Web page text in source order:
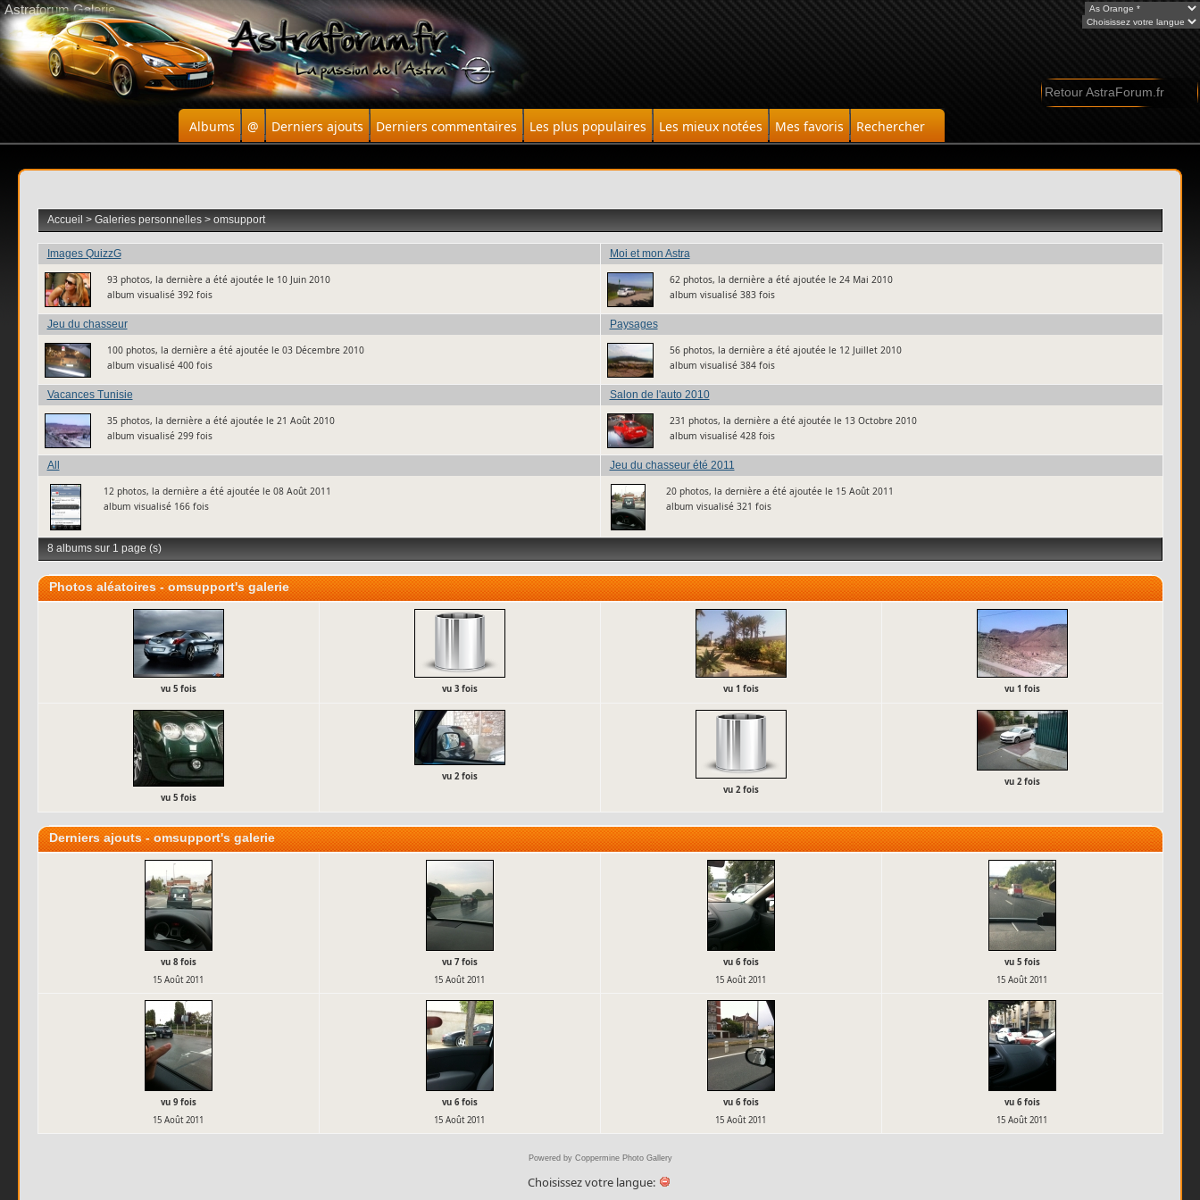
Astraforum Galerie
Retour AstraForum.fr
Albums @ Derniers ajouts Derniers commentaires Les plus populaires Les mieux notées Mes favoris Rechercher
Accueil > Galeries personnelles> omsupport
Images QuizzG
93 photos, la dernière a été ajoutée le 10 Juin 2010
album visualisé 392 fois
Moi et mon Astra
62 photos, la dernière a été ajoutée le 24 Mai 2010
album visualisé 383 fois
Jeu du chasseur
100 photos, la dernière a été ajoutée le 03 Décembre 2010
album visualisé 400 fois
Paysages
56 photos, la dernière a été ajoutée le 12 Juillet 2010
album visualisé 384 fois
Vacances Tunisie
35 photos, la dernière a été ajoutée le 21 Août 2010
album visualisé 299 fois
Salon de l'auto 2010
231 photos, la dernière a été ajoutée le 13 Octobre 2010
album visualisé 428 fois
All
12 photos, la dernière a été ajoutée le 08 Août 2011
album visualisé 166 fois
Jeu du chasseur été 2011
20 photos, la dernière a été ajoutée le 15 Août 2011
album visualisé 321 fois
8 albums sur 1 page (s)
Photos aléatoires - omsupport's galerie
vu 5 fois vu 3 fois vu 1 fois vu 1 fois
vu 5 fois
vu 2 fois
vu 2 fois
vu 2 fois
Derniers ajouts - omsupport's galerie
vu 8 fois
15 Août 2011
vu 7 fois
15 Août 2011
vu 6 fois
15 Août 2011
vu 5 fois
15 Août 2011
vu 9 fois
15 Août 2011
vu 6 fois
15 Août 2011
vu 6 fois
15 Août 2011
vu 6 fois
15 Août 2011
Powered by Coppermine Photo Gallery
Choisissez votre langue: